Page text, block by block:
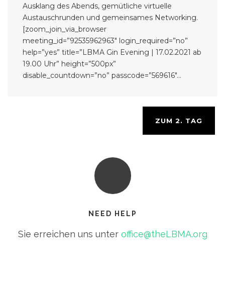
Ausklang des Abends, gemütliche virtuelle
Austauschrunden und gemeinsames Networking.
[zoom_join_via_browser
meeting_id=”92535962963″ login_required=”no”
help=”yes” title=”LBMA Gin Evening | 17.02.2021 ab
19.00 Uhr” height=”500px”
disable_countdown=”no” passcode=”569616″...
ZUM 2. TAG
NEED HELP
Sie erreichen uns unter office@theLBMA.org